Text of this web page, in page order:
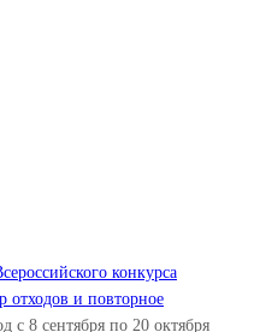
конкурса
отходов и повторное
с 8 сентября по 20 октября